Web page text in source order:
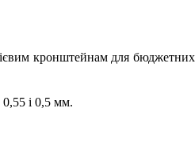
кронштейнам для бюджетних
і 0,5 мм.